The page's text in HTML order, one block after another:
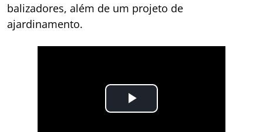
balizadores, além de um projeto de
ajardinamento.